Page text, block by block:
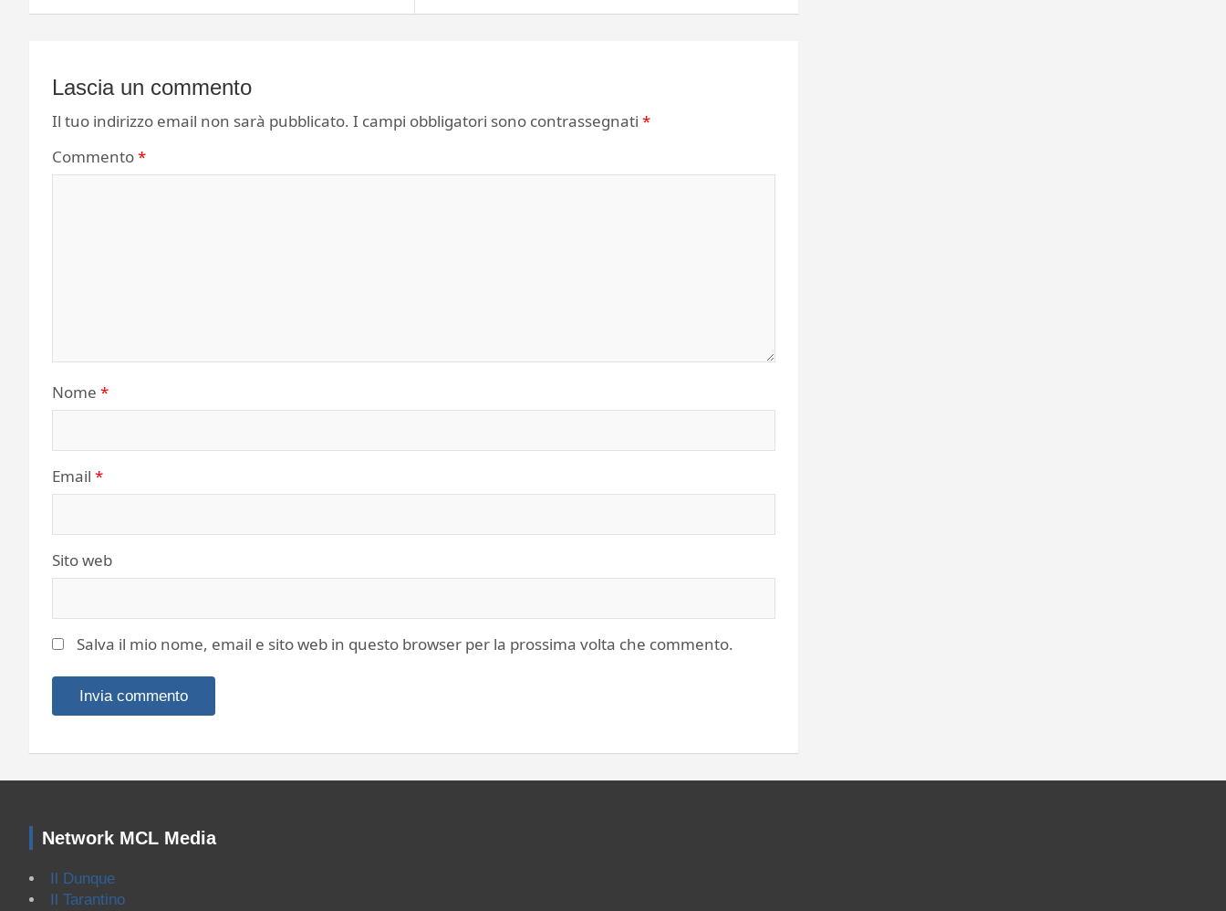
Lascia un commento
Il tuo indirizzo email non sarà pubblicato. I campi obbligatori sono contrassegnati *
Commento*
Nome *
Email *
Sito web
Salva il mio nome, email e sito web in questo browser per la prossima volta che commento.
Network MCL Media
Il Dunque
Il Tarantino